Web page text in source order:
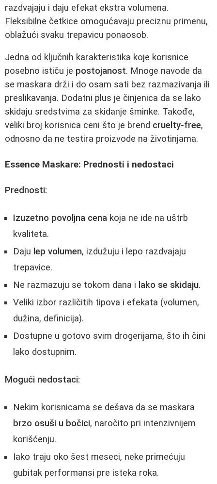
razdvajaju i daju efekat ekstra volumena.
Fleksibilne četkice omogućavaju preciznu primenu,
oblažući svaku trepavicu ponaosob.
Jedna od ključnih karakteristika koje korisnice
posebno ističu je postojanost. Mnoge navode da
se maskara drži i do osam sati bez razmazivanja ili
preslikavanja. Dodatni plus je činjenica da se lako
skidaju sredstvima za skidanje šminke. Takođe,
veliki broj korisnica ceni što je brend cruelty-free,
odnosno da ne testira proizvode na životinjama.
Essence Maskare: Prednosti i nedostaci
Prednosti:
Izuzetno povoljna cena koja ne ide na uštrb
kvaliteta.
Daju lep volumen, izdužuju i lepo razdvajaju
trepavice.
Ne razmazuju se tokom dana i lako se skidaju.
Veliki izbor različitih tipova i efekata (volumen,
dužina, definicija).
Dostupne u gotovo svim drogerijama, što ih čini
lako dostupnim.
Mogući nedostaci:
Nekim korisnicama se dešava da se maskara
brzo osuši u bočici, naročito pri intenzivnijem
korišćenju.
Iako traju oko šest meseci, neke primećuju
gubitak performansi pre isteka roka.